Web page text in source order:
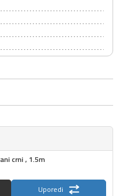
crni , 1.5m
Uporedi